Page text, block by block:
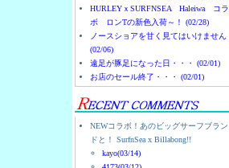
HURLEYｘSURFNSEA Haleiwa コラ
ボ ロンTの新色入荷～！ (02/28)
ノースショアを甘く見てはいけません
(02/06)
遠足が豚足になった日・・・ (02/01)
お店のセール終了・・・ (02/01)
NEWコラボ！あのビッグサーフブラン
ドと！ SurfnSea x Billabong!!
kayo(03/14)